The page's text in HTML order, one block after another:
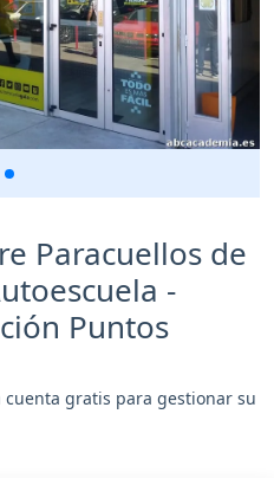
Paracuellos de
-
Puntos
cuenta gratis para gestionar su